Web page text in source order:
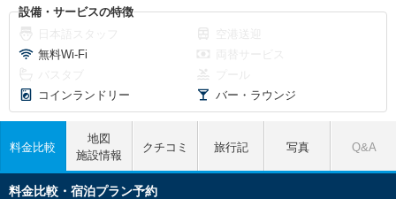
設備・サービスの特徴
無料Wi-Fi
コインランドリー
バー・ラウンジ
料金比較
地図
施設情報
クチコミ 旅行記 写真 Q&A
料金比較・宿泊プラン予約